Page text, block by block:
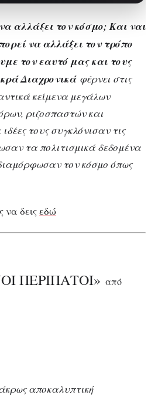
αλλάξει τον κόσμο; Και ναι
να αλλάξει τον τρόπο
τον εαυτό μας και τους
Διαχρονικάφέρνει στις
κείμενα μεγάλων
ριζοσπαστών και
τους συγκλόνισαν τις
τα πολιτισμικά δεδομένα
τον κόσμο όπως
να δειςεδώ
ΠΕΡΙΠΑΤΟΙ» από
αποκαλυπτική